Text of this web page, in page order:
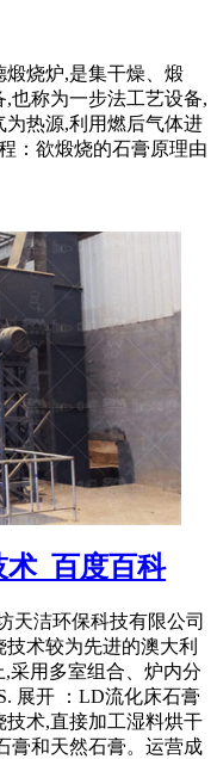
煅烧炉,是集干燥、煅
也称为一步法工艺设备,
热源,利用燃后气体进
：欲煅烧的石膏原理由
_百度百科
天洁环保科技有限公司
术较为先进的澳大利
采用多室组合、炉内分
展开 ：LD流化床石膏
术,直接加工湿料烘干
膏和天然石膏。运营成